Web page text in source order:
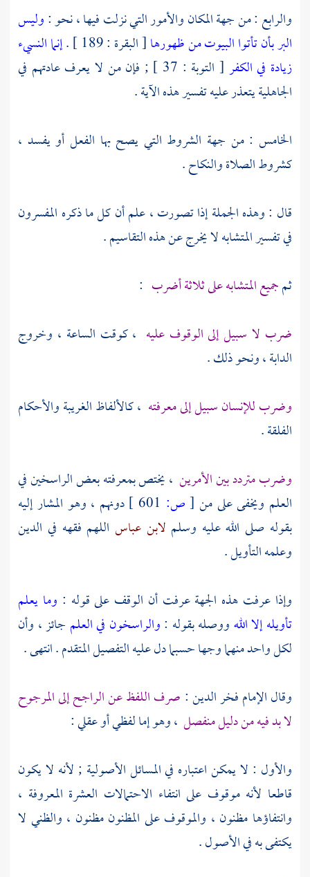
والرابع : من جهة المكان والأمور التي نزلت فيها ، نحو :وليس
البر بأن تأتوا البيوت من ظهورها[ البقرة : 189 ] .
إنما النسيء
زيادة في الكفر
[ التوبة : 37 ] ; فإن من لا يعرف عادتهم في
الجاهلية يتعذر عليه تفسير هذه الآية .
الخامس : من جهة الشروط التي يصح بها الفعل أو يفسد ،
كشروط الصلاة والنكاح .
قال : وهذه الجملة إذا تصورت ، علم أن كل ما ذكره المفسرون
في تفسير المتشابه لا يخرج عن هذه التقاسيم .
ثمجميع المتشابه على ثلاثة أضرب :
ضرب لا سبيل إلى الوقوف عليه ، كوقت الساعة ، وخروج
الدابة ، ونحو ذلك .
وضرب للإنسان سبيل إلى معرفته ، كالألفاظ الغريبة والأحكام
الفلقة .
وضرب متردد بين الأمرين ، يختص بمعرفته بعض الراسخين في
العلم ويخفى على من [ص:
دونهم ، وهو المشار إليه
بقوله صلى الله عليه وسلم لابن عباس اللهم فقهه في الدين
وعلمه التأويل .
وإذا عرفت هذه الجهة عرفت أن الوقف على قوله : وما يعلم
تأويله إلا اللهووصله بقوله :والراسخون في العلم جائز ، وأن
لكل واحد منهما وجها حسبما دل عليه التفصيل المتقدم . انتهى .
وقالالإمام فخر الدين: صرف اللفظ عن الراجح إلى المرجوح
لا بد فيه من دليل منفصل ، وهو إما لفظي أو عقلي :
والأول : لا يمكن اعتباره في المسائل الأصولية ; لأنه لا يكون
قاطعا لأنه موقوف على انتفاء الاحتمالات العشرة المعروفة ،
وانتفاؤها مظنون ، والموقوف على المظنون مظنون ، والظني لا
يكتفى به في الأصول .